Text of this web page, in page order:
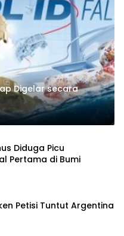
Digelar secara
Diduga Picu
Pertama di Bumi
Petisi Tuntut Argentina